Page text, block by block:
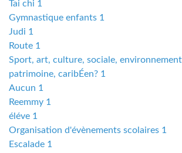
Tai chi 1
Gymnastique enfants 1
Judi 1
Route 1
Sport, art, culture, sociale,
patrimoine, caribÉen? 1
Aucun 1
Reemmy 1
éléve 1
Organisation d'évènements scolaires 1
Escalade 1